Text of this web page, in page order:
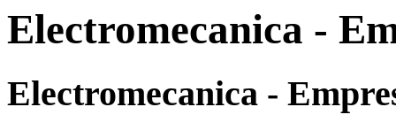
Electromecanica -
Electromecanica -